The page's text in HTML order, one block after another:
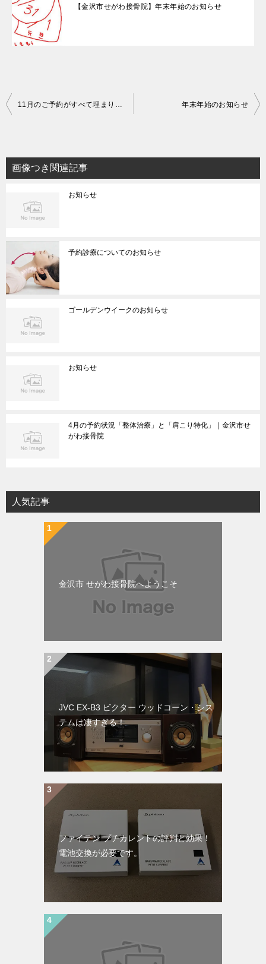
【金沢市せがわ接骨院】年末年始のお知らせ
投
ビ
ゲ
11月のご予約がすべて埋まりました 年末年始のお知らせ
画像つき関連記事
お知らせ
予約診療についてのお知らせ
ゴールデンウイークのお知らせ
お知らせ
4月の予約状況「整体治療」と「肩こり特化」｜金沢市せ
がわ接骨院
人気記事
金沢市 せがわ接骨院へようこそ
JVC EX-B3 ビクター ウッドコーン・シス
テムは凄すぎる！
ファイテン プチカレントの評判と効果！
電池交換が必要です。